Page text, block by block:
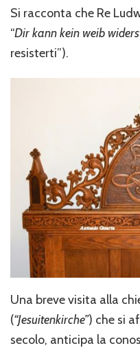
Si racconta che Re
“Dir kann kein weib
resisterti”).
Una breve visita alla
(“Jesuitenkirche”) che si
secolo, anticipa la